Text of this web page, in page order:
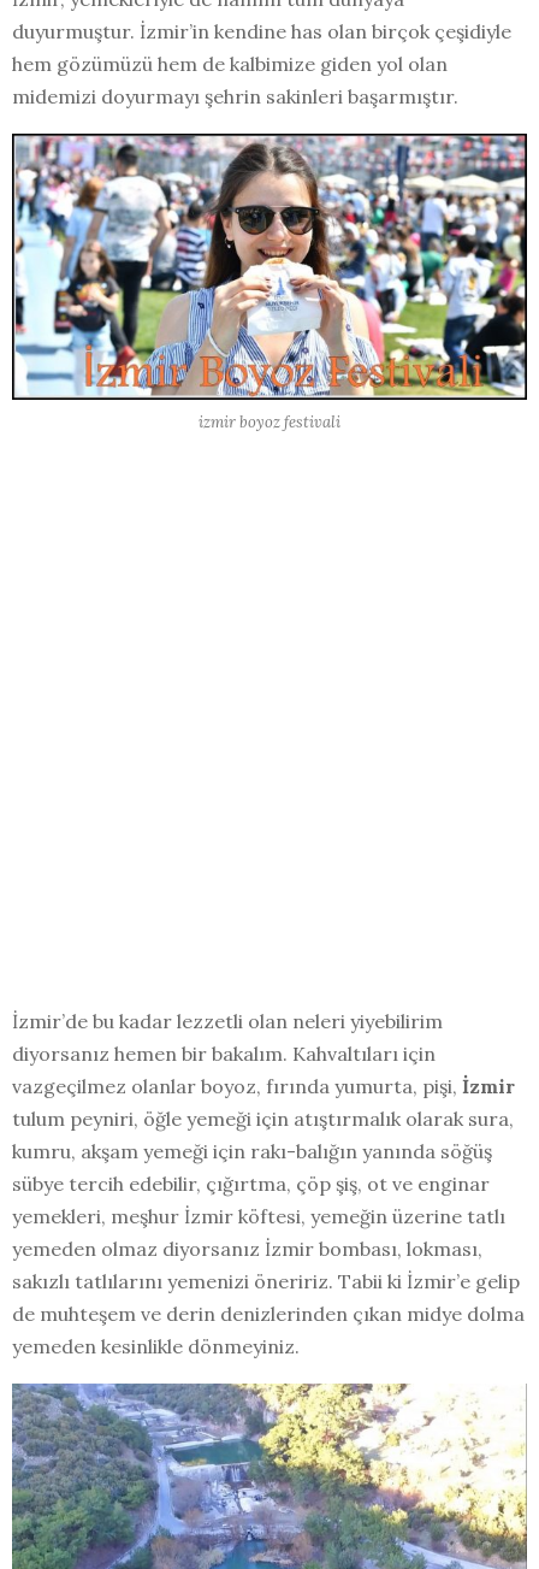
duyurmuştur. İzmir’in kendine has olan birçok çeşidiyle
hem gözümüzü hem de kalbimize giden yol olan
midemizi doyurmayı şehrin sakinleri başarmıştır.
izmir boyoz festivali
İzmir’de bu kadar lezzetli olan neleri yiyebilirim
diyorsanız hemen bir bakalım. Kahvaltıları için
vazgeçilmez olanlar boyoz, fırında yumurta, pişi, İzmir
tulum peyniri, öğle yemeği için atıştırmalık olarak sura,
kumru, akşam yemeği için rakı-balığın yanında söğüş
sübye tercih edebilir, çığırtma, çöp şiş, ot ve enginar
yemekleri, meşhur İzmir köftesi, yemeğin üzerine tatlı
yemeden olmaz diyorsanız İzmir bombası, lokması,
sakızlı tatlılarını yemenizi öneririz. Tabii ki İzmir’e gelip
de muhteşem ve derin denizlerinden çıkan midye dolma
yemeden kesinlikle dönmeyiniz.